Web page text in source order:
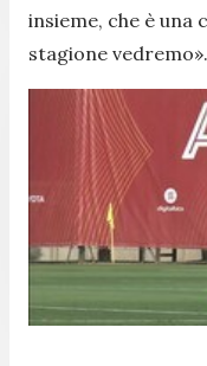
insieme, che è una
stagione vedremo».